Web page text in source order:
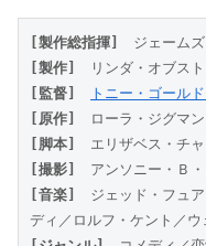
[製作総指揮]
ジェームズ
[製作]
リンダ・オブスト
[監督]
トニー・ゴール
[原作]
ローラ・ジグマン
[脚本]
エリザベス・チャ
[撮影]
アンソニー・Ｂ
[音楽]
ジェッド・フュア
ディ／ロルフ・ケント／